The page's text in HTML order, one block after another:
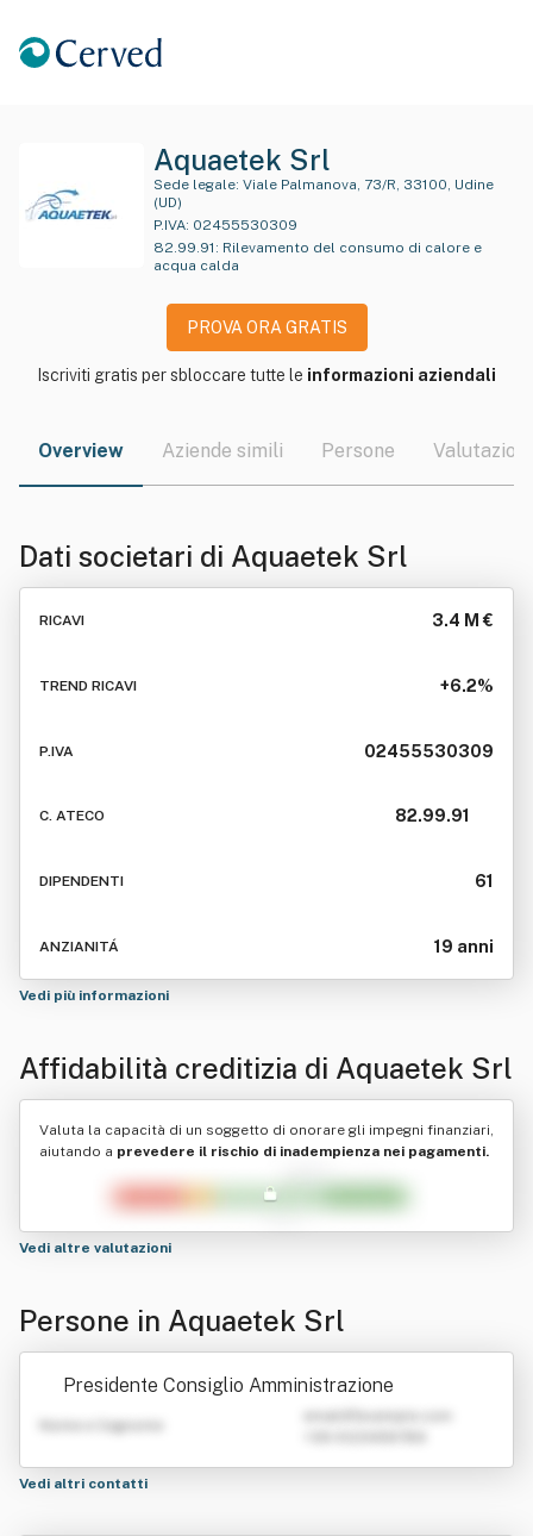
Aquaetek Srl
Sede legale:
(UD)
P.IVA: 02455530309
82.99.91 : Rilevamento del consumo di calore e
acqua calda
PROVA ORA GRATIS
Iscriviti gratis per sbloccare tutte le informazioni aziendali
Overview Aziende simili Persone Valutazioni
Dati societari di Aquaetek Srl
RICAVI 3.4 M €
TREND RICAVI +6.2%
P.IVA 02455530309
C. ATECO 82.99.91
DIPENDENTI 61
ANZIANITÁ 19 anni
Vedi più informazioni
Affidabilità creditizia di Aquaetek Srl
Valuta la capacità di un soggetto di onorare gli impegni finanziari,
aiutando a prevedere il rischio di inadempienza nei pagamenti.
Vedi altre valutazioni
Persone in Aquaetek Srl
Presidente Consiglio Amministrazione
Nome e Cognome
Vedi altri contatti